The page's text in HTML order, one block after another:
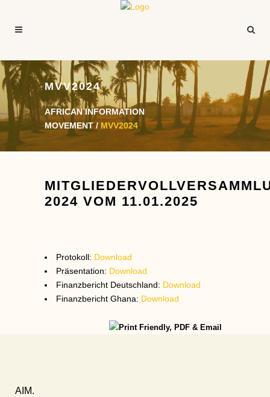
MVV2024
AFRICAN INFORMATION
MOVEMENT/MVV2024
2024 VOM 11.01.2025
Protokoll: Download
Präsentation: Download
Finanzbericht Deutschland: Download
Finanzbericht Ghana: Download
AIM.